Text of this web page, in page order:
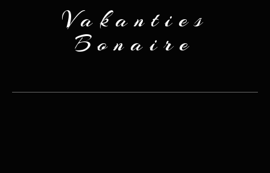
Vakanties
Bonaire